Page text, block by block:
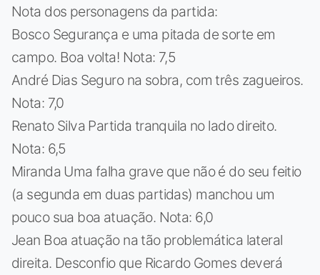
Nota dos personagens da partida:
Bosco Segurança e uma pitada de sorte em
campo. Boa volta! Nota: 7,5
André Dias Seguro na sobra, com três zagueiros.
Nota: 7,0
Renato Silva Partida tranquila no lado direito.
Nota: 6,5
Miranda Uma falha grave que não é do seu feitio
(a segunda em duas partidas) manchou um
pouco sua boa atuação. Nota: 6,0
Jean Boa atuação na tão problemática lateral
direita. Desconfio que Ricardo Gomes deverá